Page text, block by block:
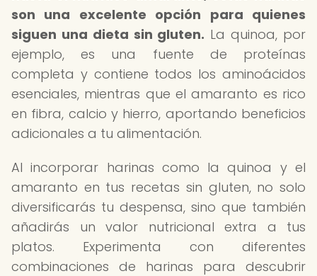
son una excelente opción para quienes
siguen una dieta sin gluten. La quinoa, por
ejemplo, es una fuente de proteínas
completa y contiene todos los aminoácidos
esenciales, mientras que el amaranto es rico
en fibra, calcio y hierro, aportando beneficios
adicionales a tu alimentación.
Al incorporar harinas como la quinoa y el
amaranto en tus recetas sin gluten, no solo
diversificarás tu despensa, sino que también
añadirás un valor nutricional extra a tus
platos. Experimenta con diferentes
combinaciones de harinas para descubrir